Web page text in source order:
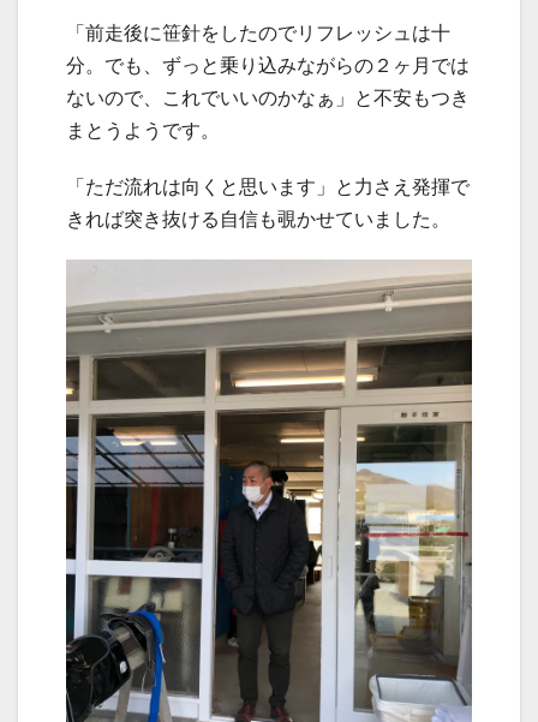
「前走後に笹針をしたのでリフレッシュは十
分。でも、ずっと乗り込みながらの２ヶ月では
ないので、これでいいのかなぁ」と不安もつき
まとうようです。
「ただ流れは向くと思います」と力さえ発揮で
きれば突き抜ける自信も覗かせていました。